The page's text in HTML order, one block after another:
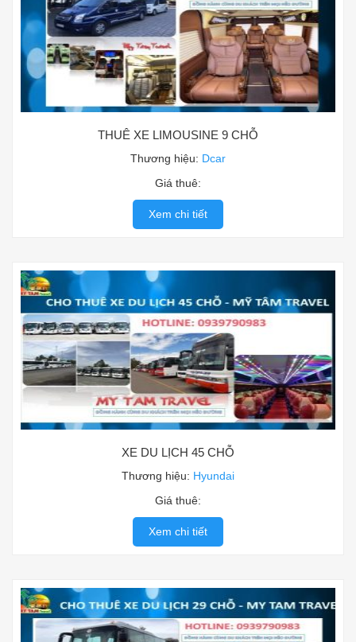
THUÊ XE LIMOUSINE 9 CHỖ
Thương hiệu: Dcar
Giá thuê:
Xem chi tiết
XE DU LỊCH 45 CHỖ
Thương hiệu: Hyundai
Giá thuê:
Xem chi tiết